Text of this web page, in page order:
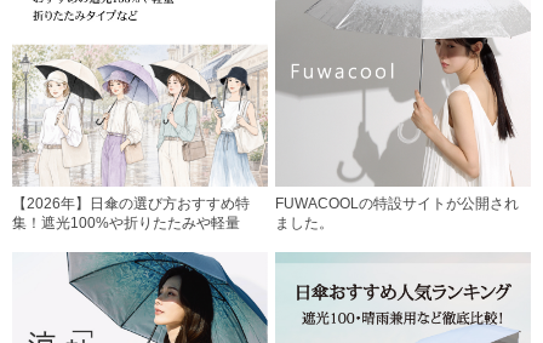
【2026年】日傘の選び方おすすめ特
集！遮光100%や折りたたみや軽量
FUWACOOLの特設サイトが公開され
ました。